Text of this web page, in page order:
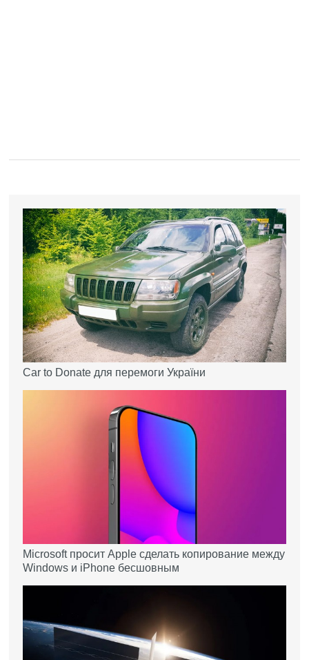
Car to Donate для перемоги України
Microsoft просит Apple сделать копирование между
Windows и iPhone бесшовным